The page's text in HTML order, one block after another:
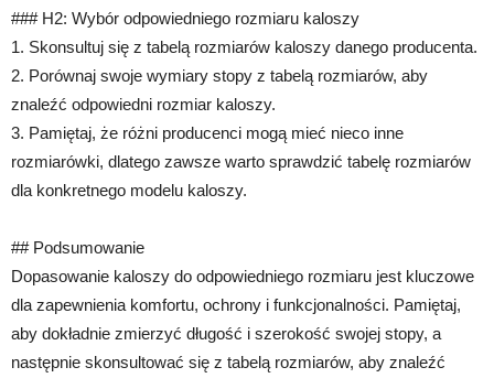
### H2: Wybór odpowiedniego rozmiaru kaloszy
1. Skonsultuj się z tabelą rozmiarów kaloszy danego producenta.
2. Porównaj swoje wymiary stopy z tabelą rozmiarów, aby
znaleźć odpowiedni rozmiar kaloszy.
3. Pamiętaj, że różni producenci mogą mieć nieco inne
rozmiarówki, dlatego zawsze warto sprawdzić tabelę rozmiarów
dla konkretnego modelu kaloszy.
## Podsumowanie
Dopasowanie kaloszy do odpowiedniego rozmiaru jest kluczowe
dla zapewnienia komfortu, ochrony i funkcjonalności. Pamiętaj,
aby dokładnie zmierzyć długość i szerokość swojej stopy, a
następnie skonsultować się z tabelą rozmiarów, aby znaleźć